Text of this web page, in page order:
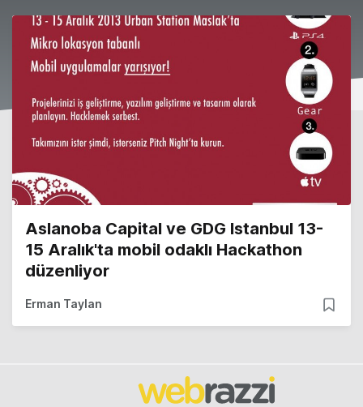
Aslanoba Capital ve GDG Istanbul 13-
15 Aralık'ta mobil odaklı Hackathon
düzenliyor
Erman Taylan